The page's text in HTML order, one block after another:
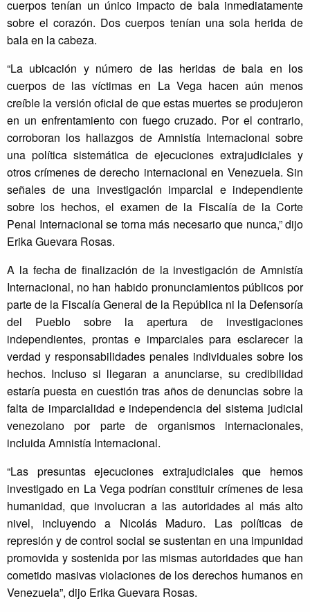
cuerpos tenían un único impacto de bala inmediatamente
sobre el corazón. Dos cuerpos tenían una sola herida de
bala en la cabeza.
“La ubicación y número de las heridas de bala en los
cuerpos de las víctimas en La Vega hacen aún menos
creíble la versión oficial de que estas muertes se produjeron
en un enfrentamiento con fuego cruzado. Por el contrario,
corroboran los hallazgos de Amnistía Internacional sobre
una política sistemática de ejecuciones extrajudiciales y
otros crímenes de derecho internacional en Venezuela. Sin
señales de una investigación imparcial e independiente
sobre los hechos, el examen de la Fiscalía de la Corte
Penal Internacional se torna más necesario que nunca,” dijo
Erika Guevara Rosas.
A la fecha de finalización de la investigación de Amnistía
Internacional, no han habido pronunciamientos públicos por
parte de la Fiscalía General de la República ni la Defensoría
del Pueblo sobre la apertura de investigaciones
independientes, prontas e imparciales para esclarecer la
verdad y responsabilidades penales individuales sobre los
hechos. Incluso si llegaran a anunciarse, su credibilidad
estaría puesta en cuestión tras años de denuncias sobre la
falta de imparcialidad e independencia del sistema judicial
venezolano por parte de organismos internacionales,
incluida Amnistía Internacional.
“Las presuntas ejecuciones extrajudiciales que hemos
investigado en La Vega podrían constituir crímenes de lesa
humanidad, que involucran a las autoridades al más alto
nivel, incluyendo a Nicolás Maduro. Las políticas de
represión y de control social se sustentan en una impunidad
promovida y sostenida por las mismas autoridades que han
cometido masivas violaciones de los derechos humanos en
Venezuela”, dijo Erika Guevara Rosas.